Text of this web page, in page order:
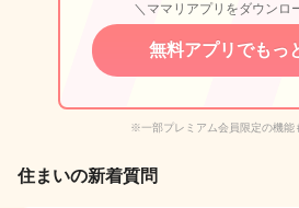
＼ママリアプリをダウンロ
無料アプリでもっ
※一部プレミアム会員限定の機能
住まいの新着質問